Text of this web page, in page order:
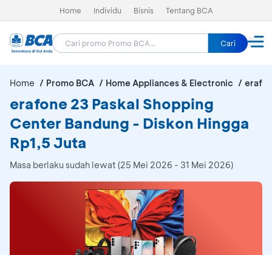
Home Individu Bisnis Tentang BCA
Cari
Home Promo BCA Home Appliances & Electronic
erafone 23 Paskal Shopping
Center Bandung - Diskon Hingga
Rp1,5 Juta
Masa berlaku sudah lewat (25 Mei 2026 - 31 Mei 2026)